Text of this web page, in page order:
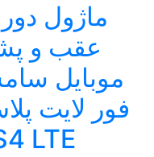
عقب و
موبایل
LTE+